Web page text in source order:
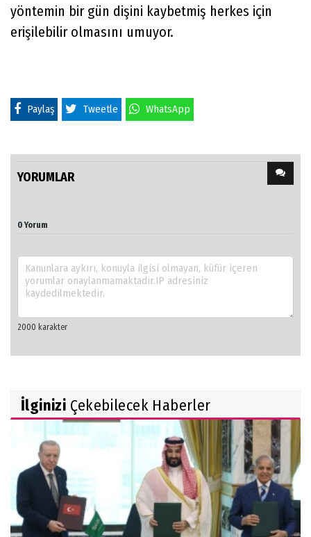
yöntemin bir gün dişini kaybetmiş herkes için
erişilebilir olmasını umuyor.
Paylaş Tweetle WhatsApp
YORUMLAR
0 Yorum
İlginizi Çekebilecek Haberler